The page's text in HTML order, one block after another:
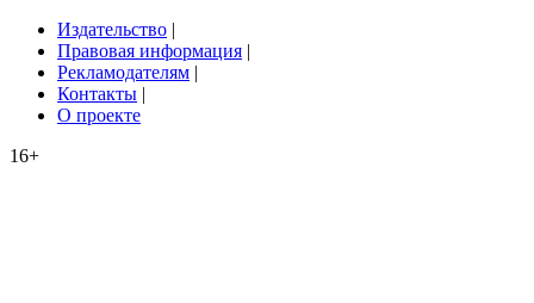
Издательство |
Правовая информация |
Рекламодателям |
Контакты |
О проекте
16+